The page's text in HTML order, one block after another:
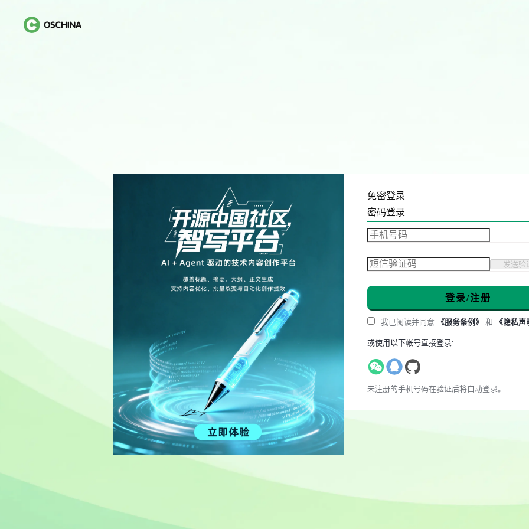
免密登录
密码登录
发送验
登录/注册
我已阅读并同意 《服务条例》 和 《隐私声
或使用以下帐号直接登录:
未注册的手机号码在验证后将自动登录。